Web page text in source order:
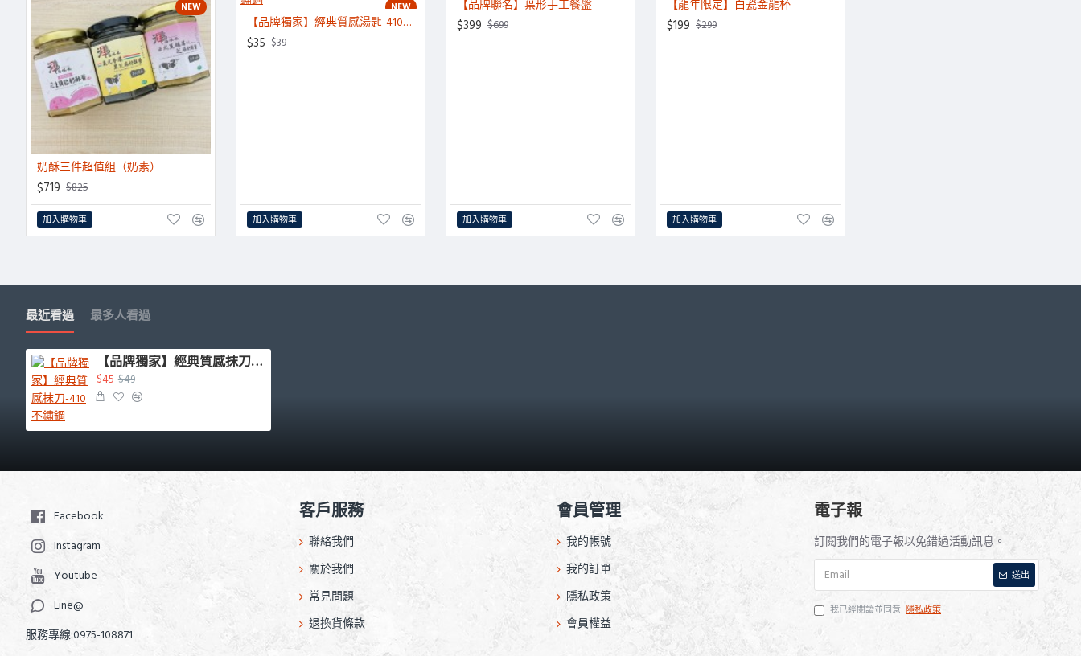
NEW
奶酥三件超值組（奶素）
$719 $825
加入購物車
NEW
【品牌獨家】經典質感湯匙-410不鏽鋼
$35 $39
加入購物車
【品牌聯名】葉形手工餐盤
$399 $699
加入購物車
【龍年限定】白瓷金龍杯
$199 $299
加入購物車
最近看過 最多人看過
【品牌獨家】經典質感抹刀-410不鏽鋼
$45 $49
Facebook
Instagram
Youtube
Line@
服務專線:0975-108871
客戶服務
聯絡我們
關於我們
常見問題
退換貨條款
會員管理
我的帳號
我的訂單
隱私政策
會員權益
電子報
訂閱我們的電子報以免錯過活動訊息。
送出
我已經閱讀並同意 隱私政策